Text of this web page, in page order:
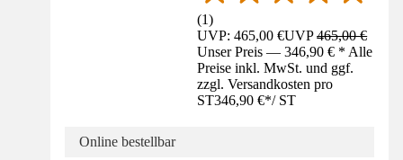
(1)
UVP: 465,00 €UVP465,00 €
Unser Preis — 346,90 € * Alle
Preise inkl. MwSt. und ggf.
zzgl. Versandkosten pro
ST346,90 €*/ ST
Online bestellbar